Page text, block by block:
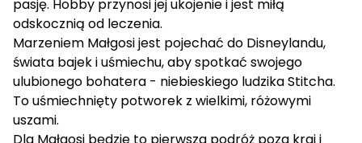
pasję. Hobby przynosi jej ukojenie i jest miłą
odskocznią od leczenia.
Marzeniem Małgosi jest pojechać do Disneylandu,
świata bajek i uśmiechu, aby spotkać swojego
ulubionego bohatera - niebieskiego ludzika Stitcha.
To uśmiechnięty potworek z wielkimi, różowymi
uszami.